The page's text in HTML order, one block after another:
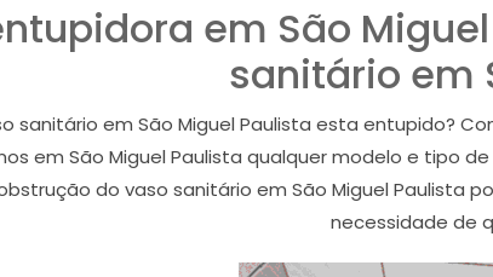
em São
sanitário em
sanitário em São Miguel Paulista esta entupido?
em São Miguel Paulista qualquer modelo e tipo
do vaso sanitário em São Miguel Paulista
necessidade de